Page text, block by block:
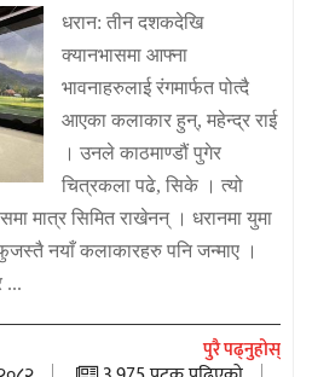
धरान: तीन दशकदेखि
क्यानभासमा आफ्ना
भावनाहरुलाई रंगमार्फत पोत्दै
आएका कलाकार हुन्, महेन्द्र राई
। उनले काठमाण्डौं पुगेर
चित्रकला पढे, सिके । त्यो
मात्र सिमित राखेनन् । धरानमा युमा
नयाँ कलाकारहरु पनि जन्माए ।
...
पुरै पढ्नुहोस्